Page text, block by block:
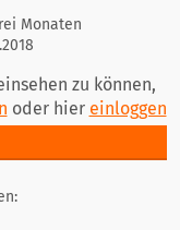
Monaten
zu können,
oder hier einloggen